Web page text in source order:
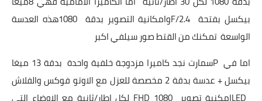
بيكسل بفتحة F/2.4وامكانية التصوير بدقة 1080هذه العدسة
الواسعة تمكنك من القتط صور سيلفي اكبر
اما في Pسمارت نجد كاميرا مزدوجة خلفية واحدة
بدقة 13 ميغا
بيكسل + عدسة بدقة 2 مخصصة للعزل مع الاوتو فوكس والفلاش
LEDامكنية تصوير FHD 1080 لكل اطار/ثانية مع الاوضاع التي